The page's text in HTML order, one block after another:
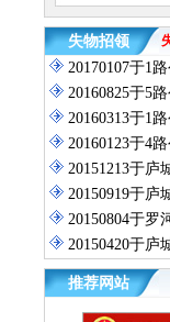
失物招领
20170107于1
20160825于5
20160313于1
20160123于4
20151213于庐
20150919于庐
20150804于罗
20150420于庐
推荐网站